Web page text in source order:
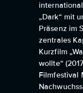
„Dark“ mit
Präsenz im
zentrales
Kurzfilm
wollte“
Filmfestival